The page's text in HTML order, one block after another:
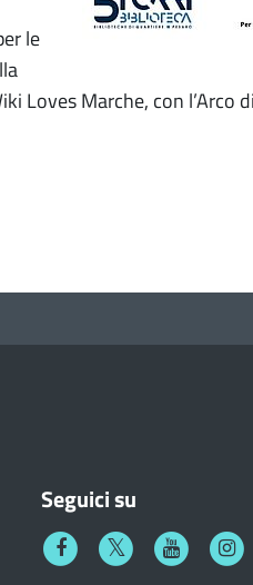
le
Loves Marche, con l’Arco
Seguici su
FacebookTwitter Youtube